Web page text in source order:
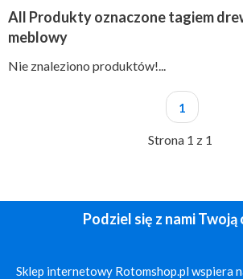
All Produkty oznaczone tagiem
meblowy
Nie znaleziono produktów!...
Strona 1 z 1
1
Podziel się z nami Twoją
Sklep internetowy Rotomshop.pl wspiera